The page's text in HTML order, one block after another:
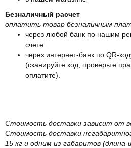
Безналичный расчет
оплатить товар безналичным
через любой банк по нашим
счете.
через интернет-банк по QR-
(сканируйте код, проверьте
оплатите).
Стоимость доставки зависит от
Стоимость доставки
15 кг и одним из габаритов